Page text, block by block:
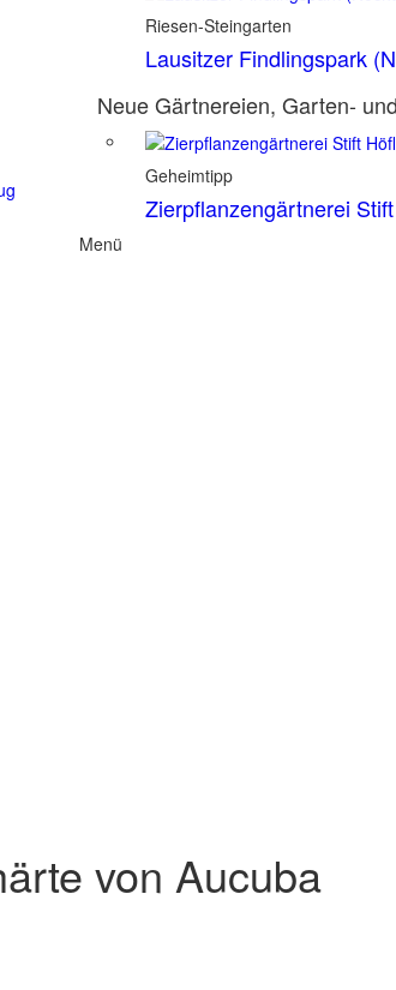
Riesen-Steingarten
Lausitzer Findlingspark
Neue Gärtnereien, Garten-
Geheimtipp
Zierpflanzengärtnerei
Menü
von Aucuba